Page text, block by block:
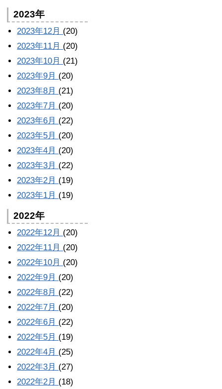
2023年
2023年12月 (20)
2023年11月 (20)
2023年10月 (21)
2023年9月 (20)
2023年8月 (21)
2023年7月 (20)
2023年6月 (22)
2023年5月 (20)
2023年4月 (20)
2023年3月 (22)
2023年2月 (19)
2023年1月 (19)
2022年
2022年12月 (20)
2022年11月 (20)
2022年10月 (20)
2022年9月 (20)
2022年8月 (22)
2022年7月 (20)
2022年6月 (22)
2022年5月 (19)
2022年4月 (25)
2022年3月 (27)
2022年2月 (18)